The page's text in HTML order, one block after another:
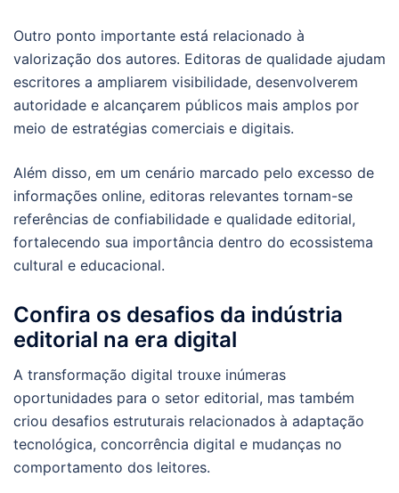
Outro ponto importante está relacionado à
valorização dos autores. Editoras de qualidade ajudam
escritores a ampliarem visibilidade, desenvolverem
autoridade e alcançarem públicos mais amplos por
meio de estratégias comerciais e digitais.
Além disso, em um cenário marcado pelo excesso de
informações online, editoras relevantes tornam-se
referências de confiabilidade e qualidade editorial,
fortalecendo sua importância dentro do ecossistema
cultural e educacional.
Confira os desafios da indústria
editorial na era digital
A transformação digital trouxe inúmeras
oportunidades para o setor editorial, mas também
criou desafios estruturais relacionados à adaptação
tecnológica, concorrência digital e mudanças no
comportamento dos leitores.